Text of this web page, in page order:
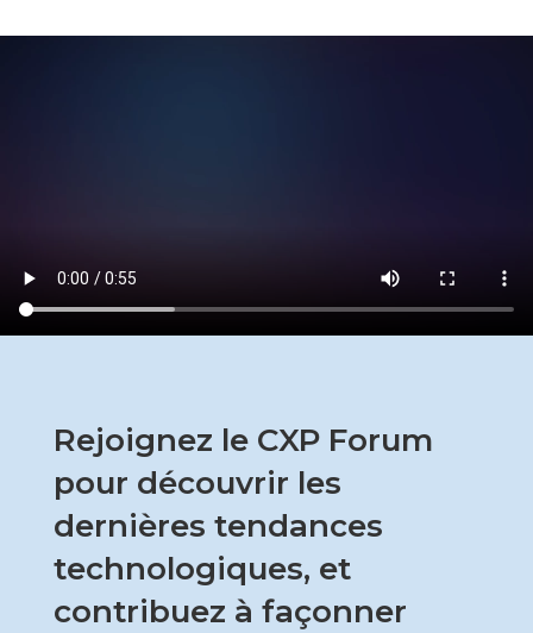
Rejoignez le CXP Forum
pour découvrir les
dernières tendances
technologiques, et
contribuez à façonner